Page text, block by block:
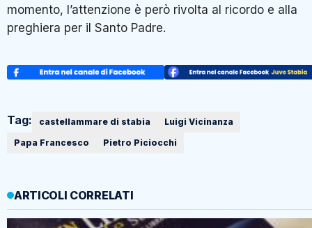
momento, l’attenzione è però rivolta al ricordo e alla
preghiera per il Santo Padre.
Tag: castellammare di stabia
Luigi Vicinanza
Papa Francesco
Pietro Piciocchi
ARTICOLI CORRELATI